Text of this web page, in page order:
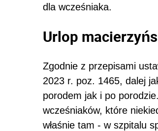
dla wcześniaka.
Urlop
Zgodnie z przepisami
2023 r. poz. 1465, dalej
porodem jak i po
wcześniaków, które
właśnie tam - w szpitalu